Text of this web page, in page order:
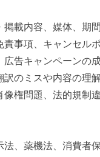
載内容、媒体、期
事項、キャンセル
告キャンペーンの
のミスや内容の理
権問題、法的規制
、薬機法、消費者